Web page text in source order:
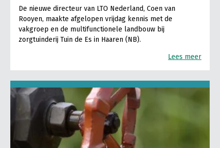
De nieuwe directeur van LTO Nederland, Coen van
Rooyen, maakte afgelopen vrijdag kennis met de
vakgroep en de multifunctionele landbouw bij
zorgtuinderij Tuin de Es in Haaren (NB).
Lees meer